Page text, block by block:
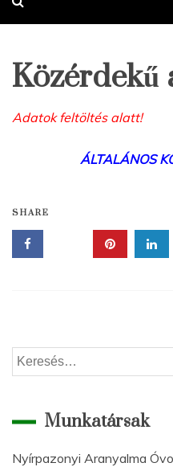
Közérdekű
Adatok feltöltés alatt!
ÁLTALÁNOS
SHARE
Keresés:
Munkatársak
Nyírpazonyi Aranyalma